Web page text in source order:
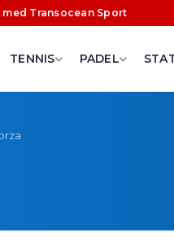
Transocean Sport
TENNIS PADEL